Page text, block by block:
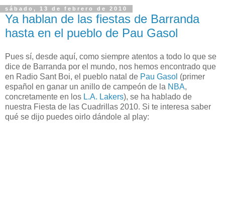
sábado, 13 de febrero de 2010
Ya hablan de las fiestas de Barranda
hasta en el pueblo de Pau Gasol
Pues sí, desde aquí, como siempre atentos a todo lo que se
dice de Barranda por el mundo, nos hemos encontrado que
en Radio Sant Boi, el pueblo natal de Pau Gasol (primer
español en ganar un anillo de campeón de la NBA,
concretamente en los L.A. Lakers), se ha hablado de
nuestra Fiesta de las Cuadrillas 2010. Si te interesa saber
qué se dijo puedes oirlo dándole al play: